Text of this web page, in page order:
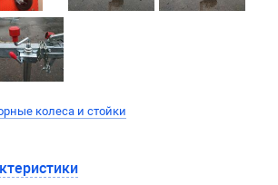
колеса и стойки